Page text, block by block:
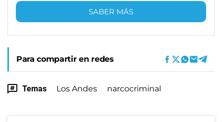
SABER MÁS
Para compartir en redes
Temas Los Andes narcocriminal